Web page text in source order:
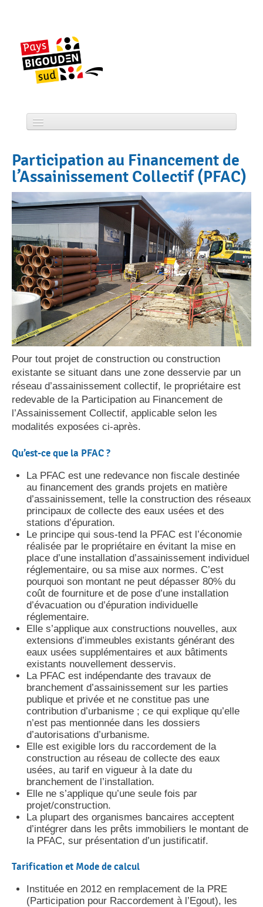
CCPBS
Actualité
Services
Tourisme
Participation au Financement de
l’Assainissement Collectif (PFAC)
Pour tout projet de construction ou construction
existante se situant dans une zone desservie par un
réseau d’assainissement collectif, le propriétaire est
redevable de la Participation au Financement de
l’Assainissement Collectif, applicable selon les
modalités exposées ci-après.
Qu’est-ce que la PFAC ?
La PFAC est une redevance non fiscale destinée
au financement des grands projets en matière
d’assainissement, telle la construction des réseaux
principaux de collecte des eaux usées et des
stations d’épuration.
Le principe qui sous-tend la PFAC est l’économie
réalisée par le propriétaire en évitant la mise en
place d’une installation d’assainissement individuel
réglementaire, ou sa mise aux normes. C’est
pourquoi son montant ne peut dépasser 80% du
coût de fourniture et de pose d’une installation
d’évacuation ou d’épuration individuelle
réglementaire.
Elle s’applique aux constructions nouvelles, aux
extensions d’immeubles existants générant des
eaux usées supplémentaires et aux bâtiments
existants nouvellement desservis.
La PFAC est indépendante des travaux de
branchement d’assainissement sur les parties
publique et privée et ne constitue pas une
contribution d’urbanisme ; ce qui explique qu’elle
n’est pas mentionnée dans les dossiers
d’autorisations d’urbanisme.
Elle est exigible lors du raccordement de la
construction au réseau de collecte des eaux
usées, au tarif en vigueur à la date du
branchement de l’installation.
Elle ne s’applique qu’une seule fois par
projet/construction.
La plupart des organismes bancaires acceptent
d’intégrer dans les prêts immobiliers le montant de
la PFAC, sur présentation d’un justificatif.
Tarification et Mode de calcul
Instituée en 2012 en remplacement de la PRE
(Participation pour Raccordement à l’Egout), les